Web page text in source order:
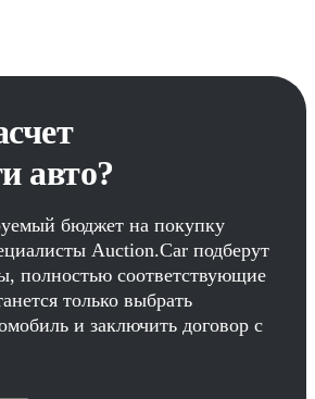
авто?
бюджет на покупку
Auction.Car подберут
полностью соответствующие
только выбрать
и заключить договор с